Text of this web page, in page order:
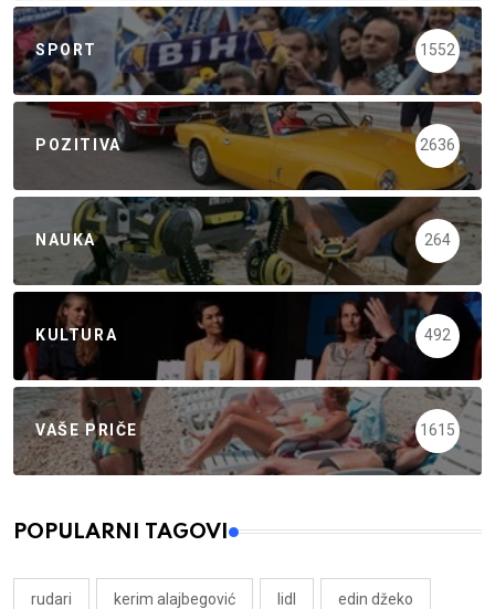
SPORT 1552
POZITIVA 2636
NAUKA 264
KULTURA 492
VAŠE PRIČE 1615
POPULARNI TAGOVI
rudari kerim alajbegović lidl edin džeko